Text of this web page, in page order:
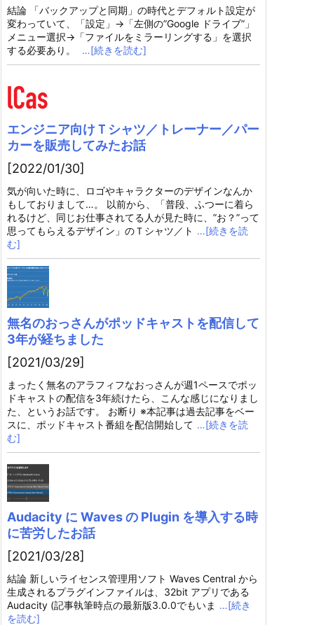
結論 「バックアップと同期」の時代とデフォルト設定が
変わっていて、「設定」→「左側の”Google ドライブ”」
メニュー選択→「ファイルをミラーリングする」を選択
する必要あり。
…[続きを読む]
エンジニア向けＴシャツ／トレーナー／パー
カーを販売してみたお話
[2022/01/30]
気が向いた時に、ロゴやキャラクターのデザインなんか
もしておりまして…。 以前から、「普段、ふつーに着ら
れるけど、同じお仕事されてる人が見た時に、”お？”って
思ってもらえるデザイン」のＴシャツ／ト …[続きを読
む]
無名のおっさんがポッドキャストを配信して
3年が経ちました
[2021/03/29]
まったく無名のアラフィフなおっさんが週1ペースでポッ
ドキャストの配信を3年続けたら、こんな感じになりまし
た、というお話です。 お断り ※本記事は過去記事をベー
スに、ポッドキャスト番組を配信開始して …[続きを読
む]
Audacity に Waves の Plugin を導入する時
に苦労したお話
[2021/03/28]
結論 新しいライセンス管理用ソフト Waves Central から
生成されるプラグインファイルは、32bit アプリである
Audacity (記事執筆時点の最新版3.0.0でもいま …[続き
を読む]